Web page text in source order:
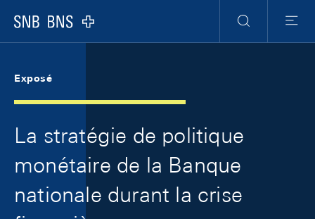
Logo
RechercheMenu
Exposé
La stratégie de politique
monétaire de la Banque
nationale durant la crise